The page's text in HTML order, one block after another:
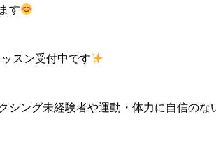
す
スン受付中です
シング未経験者や運動・体力に自信の